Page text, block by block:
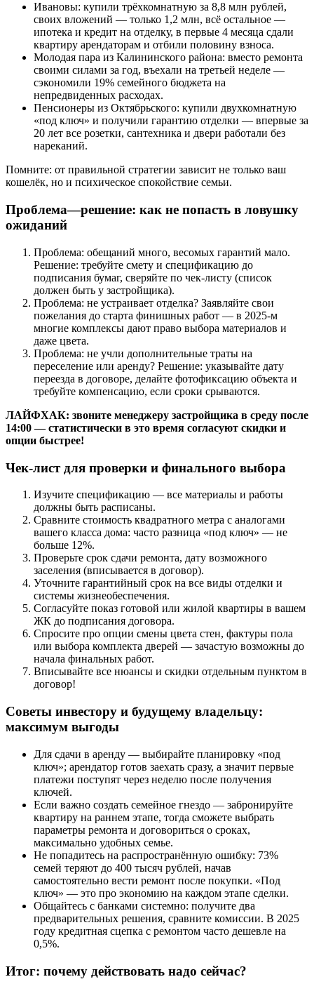
Ивановы: купили трёхкомнатную за 8,8 млн рублей,
своих вложений — только 1,2 млн, всё остальное —
ипотека и кредит на отделку, в первые 4 месяца сдали
квартиру арендаторам и отбили половину взноса.
Молодая пара из Калининского района: вместо ремонта
своими силами за год, въехали на третьей неделе —
сэкономили 19% семейного бюджета на
непредвиденных расходах.
Пенсионеры из Октябрьского: купили двухкомнатную
«под ключ» и получили гарантию отделки — впервые за
20 лет все розетки, сантехника и двери работали без
нареканий.
Помните: от правильной стратегии зависит не только ваш
кошелёк, но и психическое спокойствие семьи.
Проблема—решение: как не попасть в ловушку
ожиданий
Проблема: обещаний много, весомых гарантий мало.
Решение: требуйте смету и спецификацию до
подписания бумаг, сверяйте по чек-листу (список
должен быть у застройщика).
Проблема: не устраивает отделка? Заявляйте свои
пожелания до старта финишных работ — в 2025-м
многие комплексы дают право выбора материалов и
даже цвета.
Проблема: не учли дополнительные траты на
переселение или аренду? Решение: указывайте дату
переезда в договоре, делайте фотофиксацию объекта и
требуйте компенсацию, если сроки срываются.
ЛАЙФХАК: звоните менеджеру застройщика в среду после
14:00 — статистически в это время согласуют скидки и
опции быстрее!
Чек-лист для проверки и финального выбора
Изучите спецификацию — все материалы и работы
должны быть расписаны.
Сравните стоимость квадратного метра с аналогами
вашего класса дома: часто разница «под ключ» — не
больше 12%.
Проверьте срок сдачи ремонта, дату возможного
заселения (вписывается в договор).
Уточните гарантийный срок на все виды отделки и
системы жизнеобеспечения.
Согласуйте показ готовой или жилой квартиры в вашем
ЖК до подписания договора.
Спросите про опции смены цвета стен, фактуры пола
или выбора комплекта дверей — зачастую возможны до
начала финальных работ.
Вписывайте все нюансы и скидки отдельным пунктом в
договор!
Советы инвестору и будущему владельцу:
максимум выгоды
Для сдачи в аренду — выбирайте планировку «под
ключ»; арендатор готов заехать сразу, а значит первые
платежи поступят через неделю после получения
ключей.
Если важно создать семейное гнездо — забронируйте
квартиру на раннем этапе, тогда сможете выбрать
параметры ремонта и договориться о сроках,
максимально удобных семье.
Не попадитесь на распространённую ошибку: 73%
семей теряют до 400 тысяч рублей, начав
самостоятельно вести ремонт после покупки. «Под
ключ» — это про экономию на каждом этапе сделки.
Общайтесь с банками системно: получите два
предварительных решения, сравните комиссии. В 2025
году кредитная сцепка с ремонтом часто дешевле на
0,5%.
Итог: почему действовать надо сейчас?